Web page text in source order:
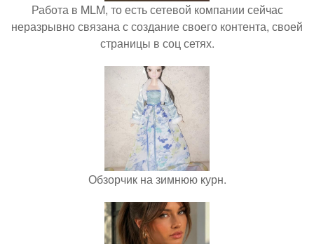
Работа в MLM, то есть сетевой компании сейчас
неразрывно связана с создание своего контента, своей
страницы в соц сетях.
Обзорчик на зимнюю курн.